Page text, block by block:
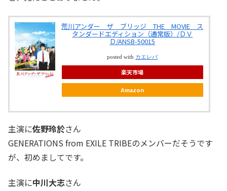
荒川アンダー ザ ブリッジ THE MOVIE ス
タンダードエディション（通常版）/ＤＶ
Ｄ/ANSB-50015
posted with カエレバ
楽天市場
Amazon
主演に佐野玲於さん
GENERATIONS from EXILE TRIBEのメンバーだそうです
が、初めましてです。
主演に中川大志さん